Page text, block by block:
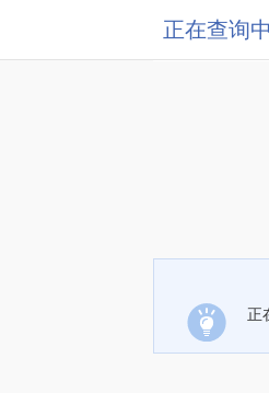
正在查询中
正